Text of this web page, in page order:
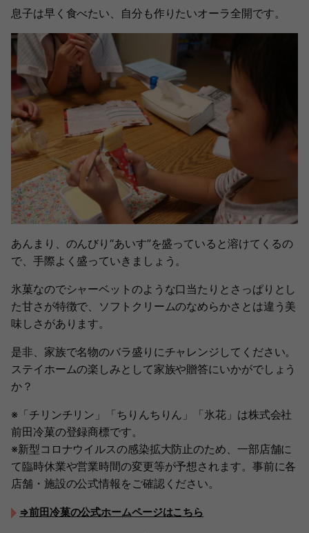
息子は早く食べたい、自分も作りたいオーラ全開です。
あんまり、のんびり“あいす”を盛っていると溶けてくるの
で、手際よく盛っていきましょう。
氷菓なのでシャーベットのような口当たりとさっぱりとし
た甘さが特徴で、ソフトクリームのなめらかさとは違う美
味しさがあります。
是非、家族で名物のバラ盛りにチャレンジしてください。
ステイホームの楽しみとして家族や贈答にいかがでしょう
か？
※「チリンチリン」「ちりんちりん」「氷花」は株式会社
前田冷菓の登録商標です。
※新型コロナウイルスの感染拡大防止のため、一部店舗に
て臨時休業や営業時間の変更等が予想されます。事前に各
店舗・施設の公式情報をご確認ください。
⇒前田冷菓の公式ホームページはこちら